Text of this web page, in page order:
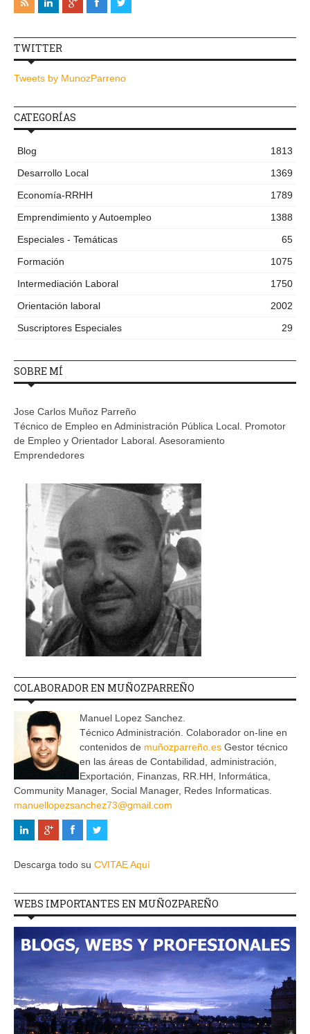
TWITTER
Tweets by MunozParreno
CATEGORÍAS
Blog
1813
Desarrollo Local
1369
Economía-RRHH
1789
Emprendimiento y Autoempleo
1388
Especiales - Temáticas
65
Formación
1075
Intermediación Laboral
1750
Orientación laboral
2002
Suscriptores Especiales
29
SOBRE MÍ
Jose Carlos Muñoz Parreño
Técnico de Empleo en Administración Pública Local. Promotor
de Empleo y Orientador Laboral. Asesoramiento
Emprendedores
COLABORADOR EN MUÑOZPARREÑO
Manuel Lopez Sanchez.
Técnico Administración. Colaborador on-line en
contenidos de muñozparreño.es Gestor técnico
en las áreas de Contabilidad, administración,
Exportación, Finanzas, RR.HH, Informática,
Community Manager, Social Manager, Redes Informaticas.
manuellopezsanchez73@gmail.com
Descarga todo su CVITAE Aquí
WEBS IMPORTANTES EN MUÑOZPAREÑO